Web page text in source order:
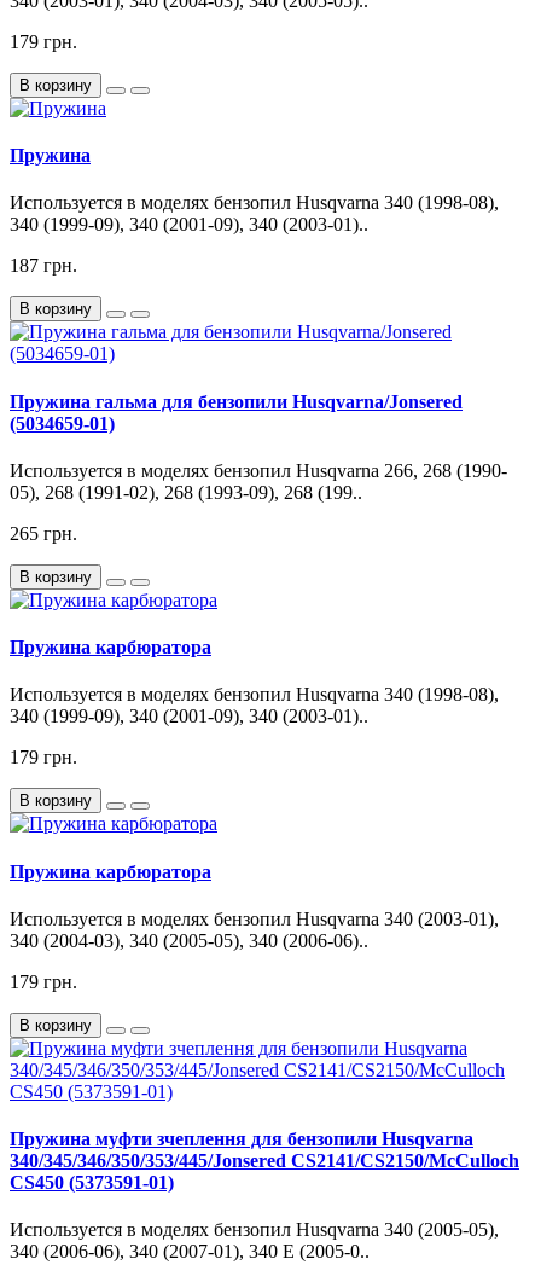
179 грн.
В корзину
Пружина
Используется в моделях бензопил Husqvarna 340 (1998-08),
340 (1999-09), 340 (2001-09), 340 (2003-01)..
187 грн.
В корзину
Пружина гальма для бензопили Husqvarna/Jonsered
(5034659-01)
Используется в моделях бензопил Husqvarna 266, 268 (1990-
05), 268 (1991-02), 268 (1993-09), 268 (199..
265 грн.
В корзину
Пружина карбюратора
Используется в моделях бензопил Husqvarna 340 (1998-08),
340 (1999-09), 340 (2001-09), 340 (2003-01)..
179 грн.
В корзину
Пружина карбюратора
Используется в моделях бензопил Husqvarna 340 (2003-01),
340 (2004-03), 340 (2005-05), 340 (2006-06)..
179 грн.
В корзину
Пружина муфти зчеплення для бензопили Husqvarna
340/345/346/350/353/445/Jonsered CS2141/CS2150/McCulloch
CS450 (5373591-01)
Используется в моделях бензопил Husqvarna 340 (2005-05),
340 (2006-06), 340 (2007-01), 340 E (2005-0..